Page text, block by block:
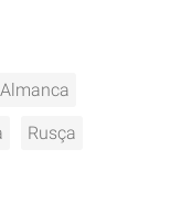
Almanca
Rusça